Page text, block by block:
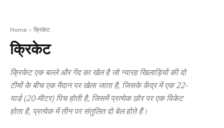
Home क्रिकेट
क्रिकेट
क्रिकेट एक बल्ले और गेंद का खेल है जो ग्यारह खिलाड़ियों की दो
टीमों के बीच एक मैदान पर खेला जाता है, जिसके केंद्र में एक 22-
यार्ड (20-मीटर) पिच होती है, जिसमें प्रत्येक छोर पर एक विकेट
होता है, प्रत्येक में तीन पर संतुलित दो बेल होते हैं।